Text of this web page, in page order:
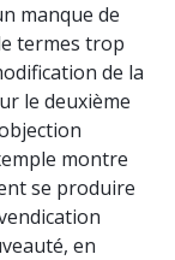
manque de
termes trop
de la
le deuxième
montre
se produire
en